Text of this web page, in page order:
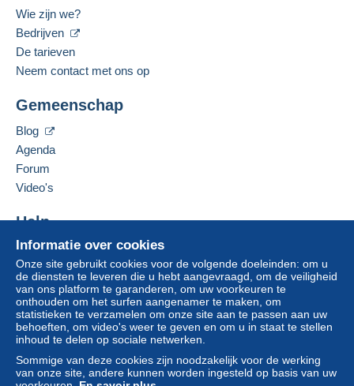
Informatie over cookies
Onze site gebruikt cookies voor de volgende doeleinden: om u
de diensten te leveren die u hebt aangevraagd, om de veiligheid
van ons platform te garanderen, om uw voorkeuren te
onthouden om het surfen aangenamer te maken, om
statistieken te verzamelen om onze site aan te passen aan uw
behoeften, om video's weer te geven en om u in staat te stellen
inhoud te delen op sociale netwerken.
Sommige van deze cookies zijn noodzakelijk voor de werking
van onze site, andere kunnen worden ingesteld op basis van uw
Wie zijn we?
Bedrijven
De tarieven
Neem contact met ons op
Gemeenschap
Blog
Agenda
Forum
Video's
Help
Hulpcentrum
Kopen op Delcampe
Verkopen op Delcampe
Een beveiligde website